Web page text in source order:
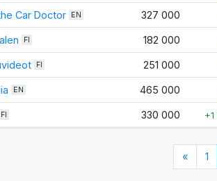
Car Doctor EN 327 000
FI 182 000
FI 251 000
EN 465 000
FI 330 000
« 1